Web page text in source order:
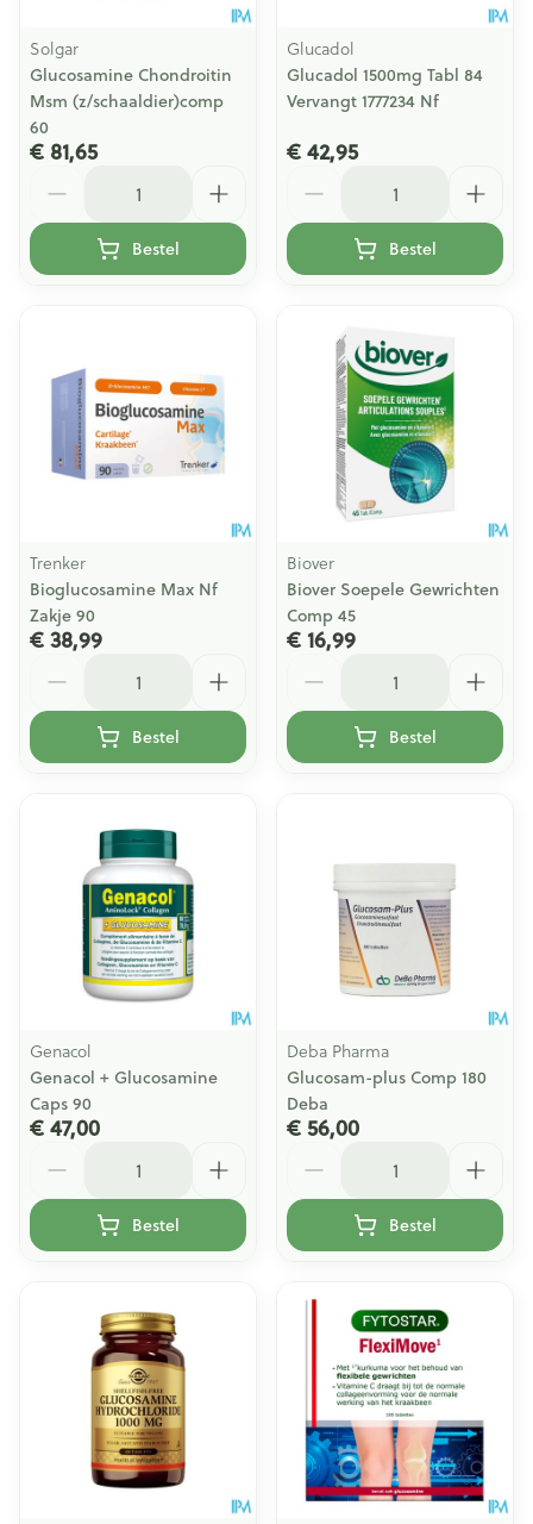
Solgar
Glucosamine Chondroitin
Msm (z/schaaldier)comp
60
€ 81,65
Bestel
Glucadol
Glucadol 1500mg Tabl 84
Vervangt 1777234 Nf
€ 42,95
Bestel
Trenker
Bioglucosamine Max Nf
Zakje 90
€ 38,99
Bestel
Biover
Biover Soepele Gewrichten
Comp 45
€ 16,99
Bestel
Genacol
Genacol + Glucosamine
Caps 90
€ 47,00
Bestel
Deba Pharma
Glucosam-plus Comp 180
Deba
€ 56,00
Bestel